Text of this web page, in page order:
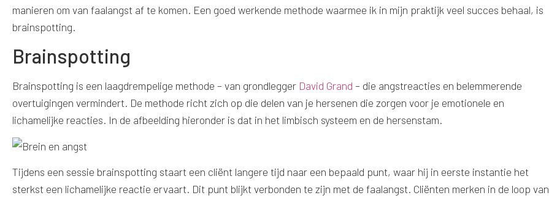
manieren om van faalangst af te komen. Een goed werkende methode waarmee ik in mijn praktijk veel succes behaal, is
brainspotting.
Brainspotting
Brainspotting is een laagdrempelige methode – van grondlegger David Grand – die angstreacties en belemmerende
overtuigingen vermindert. De methode richt zich op die delen van je hersenen die zorgen voor je emotionele en
lichamelijke reacties. In de afbeelding hieronder is dat in het limbisch systeem en de hersenstam.
Tijdens een sessie brainspotting staart een cliënt langere tijd naar een bepaald punt, waar hij in eerste instantie het
sterkst een lichamelijke reactie ervaart. Dit punt blijkt verbonden te zijn met de faalangst. Cliënten merken in de loop van